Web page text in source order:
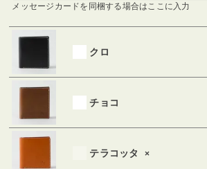
メッセージカードを同梱する場合はここに入力
クロ
チョコ
テラコッタ ×